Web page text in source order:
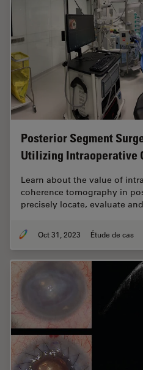
Posterior Segment
Utilizing Intraoperative
Learn about the value of
coherence tomography in
precisely locate, evaluate
Oct 31, 2023 Étude de cas